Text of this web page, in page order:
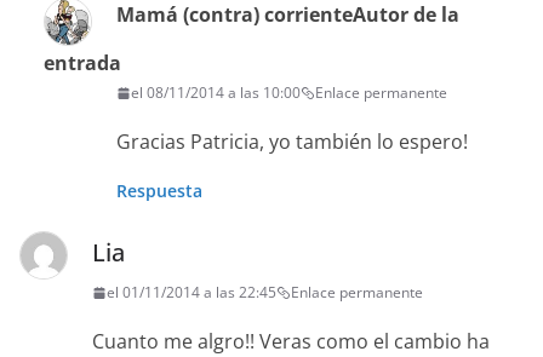
Mamá (contra) corrienteAutor de la
entrada
el 08/11/2014 a las 10:00 Enlace permanente
Gracias Patricia, yo también lo espero!
Respuesta
Lia
el 01/11/2014 a las 22:45 Enlace permanente
Cuanto me algro!! Veras como el cambio ha